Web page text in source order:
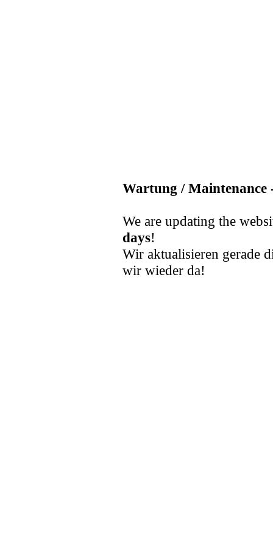
Wartung / Maintenance
We are updating the
days!
Wir aktualisieren gerade
wir wieder da!